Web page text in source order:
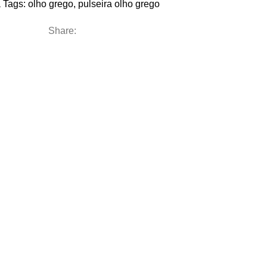
Tags: olho grego, pulseira olho grego
Share: